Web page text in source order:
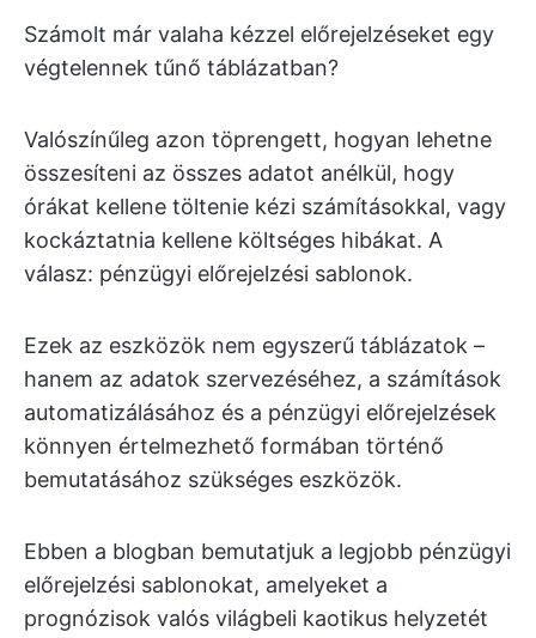
Számolt már valaha kézzel előrejelzéseket egy
végtelennek tűnő táblázatban?
Valószínűleg azon töprengett, hogyan lehetne
összesíteni az összes adatot anélkül, hogy
órákat kellene töltenie kézi számításokkal, vagy
kockáztatnia kellene költséges hibákat. A
válasz: pénzügyi előrejelzési sablonok.
Ezek az eszközök nem egyszerű táblázatok –
hanem az adatok szervezéséhez, a számítások
automatizálásához és a pénzügyi előrejelzések
könnyen értelmezhető formában történő
bemutatásához szükséges eszközök.
Ebben a blogban bemutatjuk a legjobb pénzügyi
előrejelzési sablonokat, amelyeket a
prognózisok valós világbeli kaotikus helyzetét